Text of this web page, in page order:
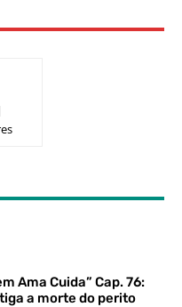
Ama Cuida” Cap. 76:
a morte do perito